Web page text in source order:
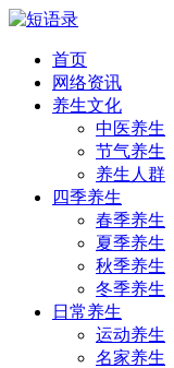
首页
网络资讯
养生文化
中医养生
节气养生
养生人群
四季养生
春季养生
夏季养生
秋季养生
冬季养生
日常养生
运动养生
名家养生